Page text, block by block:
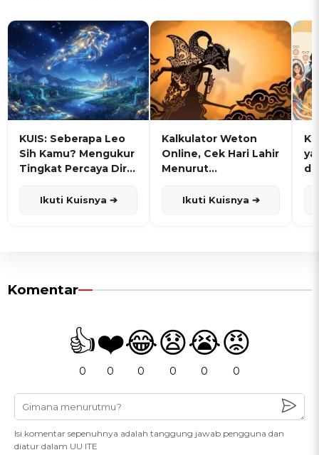
KUIS: Seberapa Leo
Sih Kamu? Mengukur
Tingkat Percaya Diri
Ikuti Kuisnya ➔
Kalkulator Weton
Online, Cek Hari Lahir
Menurut
Ikuti Kuisnya ➔
Komentar
👍
0
❤️
0
😂
0
😧
0
😭
0
😡
0
Isi komentar sepenuhnya adalah tanggung jawab pengguna dan
diatur dalam UU ITE